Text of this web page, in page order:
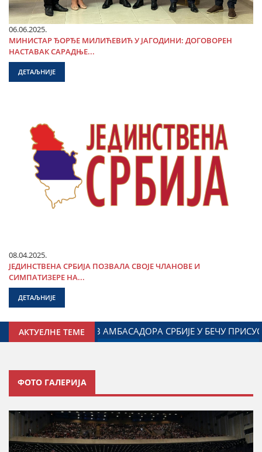
06.06.2025.
МИНИСТАР ЂОРЂЕ МИЛИЋЕВИЋ У ЈАГОДИНИ: ДОГОВОРЕН
НАСТАВАК САРАДЊЕ...
ДЕТАЉНИЈЕ
08.04.2025.
ЈЕДИНСТВЕНА СРБИЈА ПОЗВАЛА СВОЈЕ ЧЛАНОВЕ И
СИМПАТИЗЕРЕ НА...
ДЕТАЉНИЈЕ
АКТУЕЛНЕ ТЕМЕ
ЈЕ ПУТ БЕЧА ДАЛИБОР МАРКОВИЋ:
ФОТО ГАЛЕРИЈА